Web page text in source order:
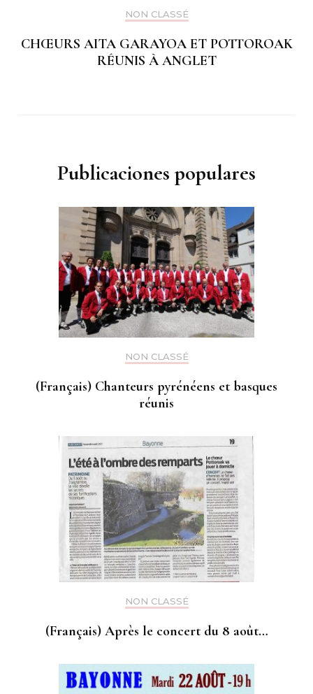
NON CLASSÉ
CHŒURS AITA GARAYOA ET POTTOROAK
RÉUNIS À ANGLET
Publicaciones populares
NON CLASSÉ
(Français) Chanteurs pyrénéens et basques
réunis
NON CLASSÉ
(Français) Après le concert du 8 août…